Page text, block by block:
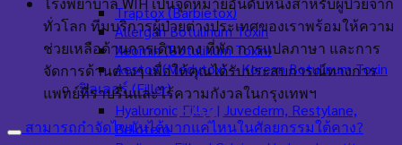
Traptox (Barbietox)
Allergan Botulinum Toxin
Xeomin (Botulinum Toxin)
Aestox (Medytox) – Korean Botulinum Toxin
ฟิลเลอร์ (Filler)
Hyaluronic Filler | Juvederm, Restylane,
Belotero
ทั่วโลก ทีมบริการผู้ป่วยต่างประเทศของเราพร้อมให้ความ
ช่วยเหลือด้านการเดินทาง ที่พัก การแปลภาษา และการ
จัดการด้านต่างๆ เพื่อให้คุณได้รับประสบการณ์ทางการ
แพทย์ที่ราบรื่นและไร้ความกังวลในกรุงเทพฯ
FAQ
สามารถกำจัดไขมันได้มากแค่ไหนในศัลยกรรมใต้คาง?